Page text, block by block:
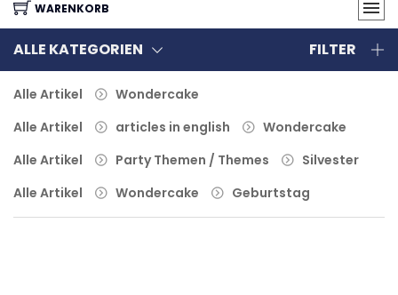
WARENKORB
ALLE KATEGORIEN FILTER
Alle Artikel
Wondercake
Alle Artikel
articles in english
Wondercake
Alle Artikel
Party Themen / Themes
Silvester
Alle Artikel
Wondercake Geburtstag